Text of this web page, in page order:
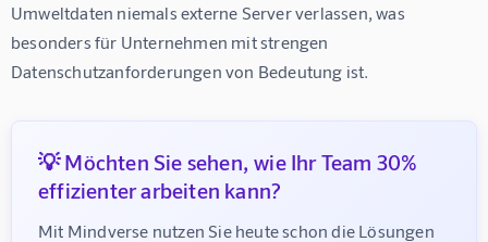
Umweltdaten niemals externe Server verlassen, was
besonders für Unternehmen mit strengen
Datenschutzanforderungen von Bedeutung ist.
💡 Möchten Sie sehen, wie Ihr Team 30%
effizienter arbeiten kann?
Mit Mindverse nutzen Sie heute schon die Lösungen